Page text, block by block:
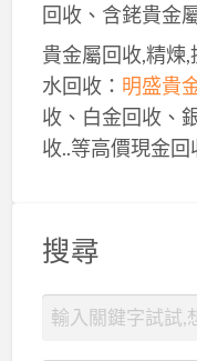
回收、含銠貴金
貴金屬回收,精煉
水回收： 明盛貴
收、白金回收、
收..等高價現金回
搜尋